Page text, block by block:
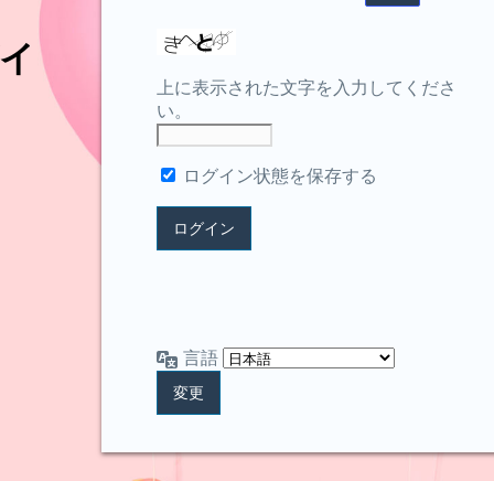
上に表示された文字を入力してくださ
い。
ログイン状態を保存する
言語